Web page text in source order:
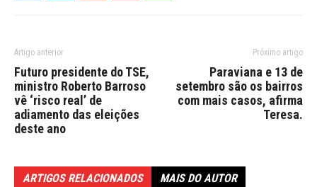
Artigo anterior
Futuro presidente do TSE,
ministro Roberto Barroso
vê ‘risco real’ de
adiamento das eleições
deste ano
Próximo artigo
Paraviana e 13 de
setembro são os bairros
com mais casos, afirma
Teresa.
ARTIGOS RELACIONADOS MAIS DO AUTOR